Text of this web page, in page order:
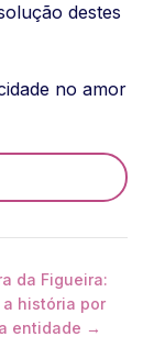
destes
no amor
da Figueira:
a história por
entidade →